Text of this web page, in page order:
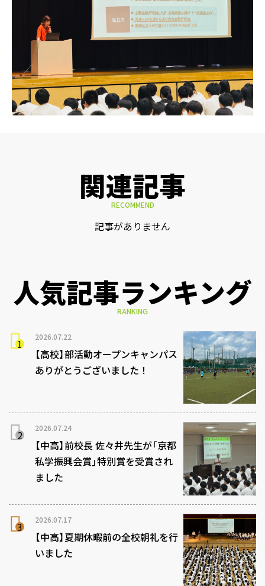
関連記事
RECOMMEND
記事がありません
人気記事ランキング
RANKING
2026.07.22
【高校】部活動オープンキャンパス
ありがとうございました！
2026.07.24
【中高】前校長 佐々井先生が「京都
私学振興会賞」特別賞を受賞され
ました
2026.07.17
【中高】夏期休暇前の全校朝礼を行
いました